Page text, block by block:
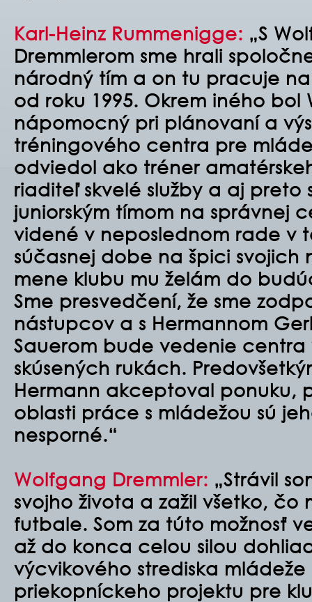
Karl-Heinz Rummenigge: „S
Dremmlerom sme hrali
národný tím a on tu pracuje
od roku 1995. Okrem iného bol
nápomocný pri plánovaní a
tréningového centra pre
odviedol ako tréner
riaditeľ skvelé služby a aj preto
juniorským tímom na správnej
videné v neposlednom rade v
súčasnej dobe na špici svojich
mene klubu mu želám do
Sme presvedčení, že sme
nástupcov a s Hermannom
Sauerom bude vedenie
skúsených rukách.
Hermann akceptoval ponuku,
oblasti práce s mládežou sú
nesporné.“
Wolfgang Dremmler: „Strávil
svojho života a zažil všetko, čo
futbale. Som za túto možnosť
až do konca celou silou
výcvikového strediska
priekopníckeho projektu pre